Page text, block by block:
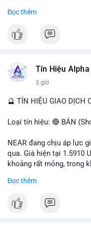
- Tác động: rủi ro cho thị
#binancesquare
#vlikevn #titanbot
📰 Nguồn: Cointelegraph
Đọc thêm
Tín Hiệu Alpha
3 giờ
🔮 TÍN HIỆU GIAO DỊCH
Loại tín hiệu: 🔴 BÁN
NEAR đang chịu áp lực
qua. Giá hiện tại 1.5910
khoảng rất mỏng, trong
kiểm soát hoàn toàn.
tiếp diễn.
Đọc thêm